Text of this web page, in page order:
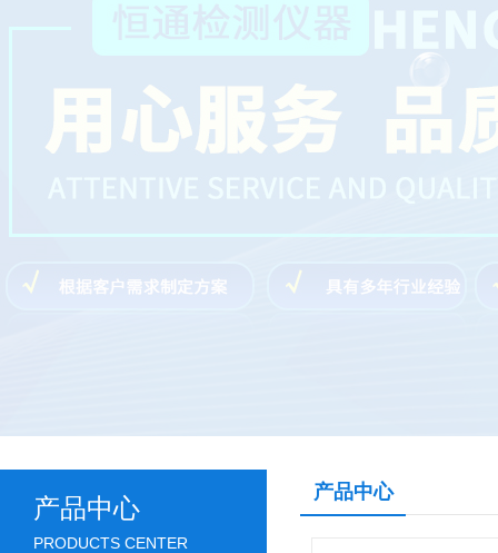
产品中心
PRODUCTS CENTER
产品中心